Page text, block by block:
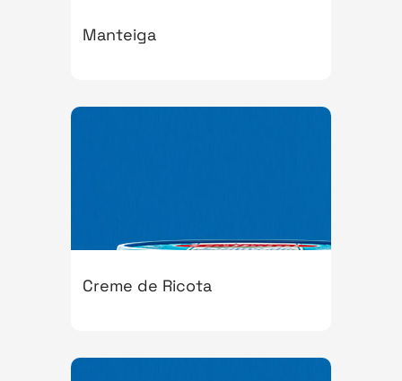
Manteiga
Creme de Ricota